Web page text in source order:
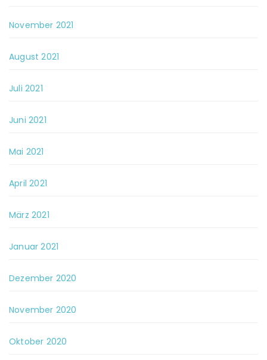
November 2021
August 2021
Juli 2021
Juni 2021
Mai 2021
April 2021
März 2021
Januar 2021
Dezember 2020
November 2020
Oktober 2020